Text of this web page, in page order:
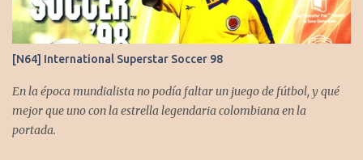
[N64] International Superstar Soccer 98
En la época mundialista no podía faltar un juego de fútbol, y qué
mejor que uno con la estrella legendaria colombiana en la
portada.